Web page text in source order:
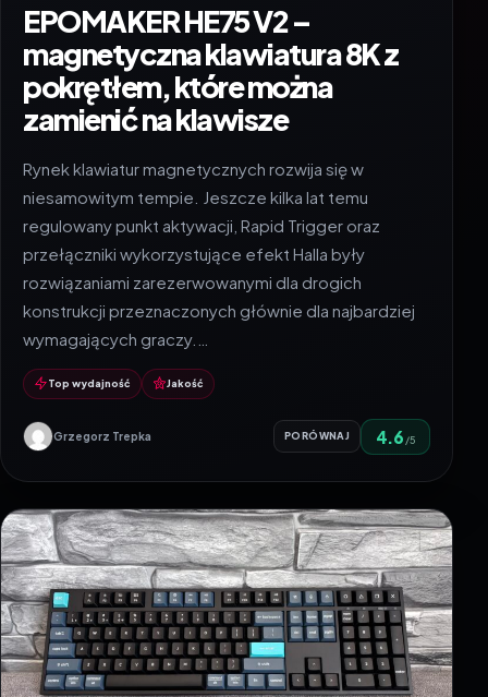
EPOMAKER HE75 V2 –
magnetyczna klawiatura 8K z
pokrętłem, które można
zamienić na klawisze
Rynek klawiatur magnetycznych rozwija się w
niesamowitym tempie. Jeszcze kilka lat temu
regulowany punkt aktywacji, Rapid Trigger oraz
przełączniki wykorzystujące efekt Halla były
rozwiązaniami zarezerwowanymi dla drogich
konstrukcji przeznaczonych głównie dla najbardziej
wymagających graczy.…
Top wydajność Jakość
Grzegorz Trepka PORÓWNAJ 4.6 /5